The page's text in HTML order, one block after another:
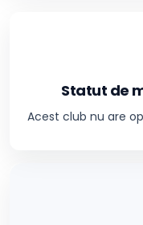
Statut de
Acest club nu are